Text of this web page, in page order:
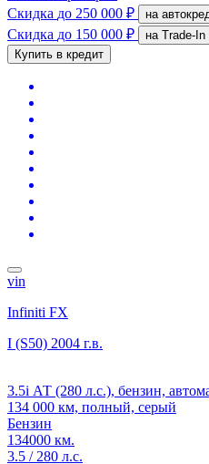
Скидка до 250 000 ₽ на
Скидка до 150 000 ₽
на Trade-In
Купить в кредит
vin
Infiniti FX
I (S50) 2004 г.в.
3.5i АТ (280 л.с.), бензин,
134 000 км, полный, серый
Бензин
134000 км.
3.5 / 280 л.с.